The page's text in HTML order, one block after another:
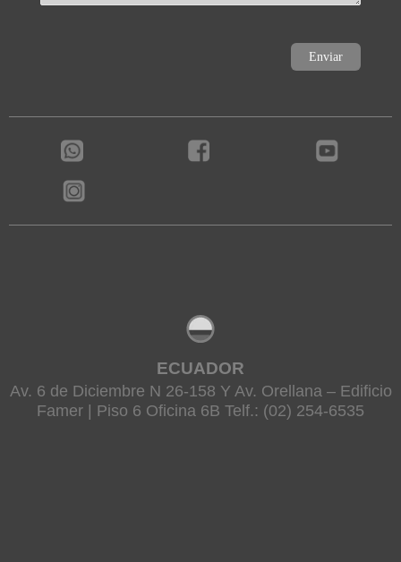
ECUADOR
Av. 6 de Diciembre N 26-158 Y Av. Orellana – Edificio
Famer | Piso 6 Oficina 6B Telf.: (02) 254-6535